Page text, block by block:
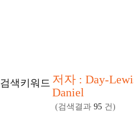
검색키워드 저자 : Day-
Daniel
(검색결과 95 건)